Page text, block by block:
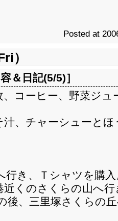
Posted at
）
＆日記(5/5)］
コーヒー、野菜ジュ
汁、チャーシューと
行き、Ｔシャツを購入
近くのさくらの山へ
後、三里塚さくらの